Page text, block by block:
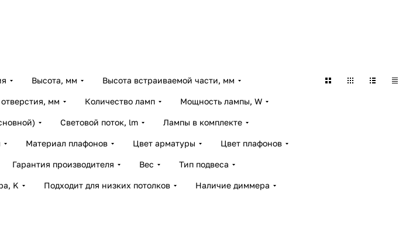
Высота, мм Высота встраиваемой части, мм
мм Количество ламп Мощность лампы, W
Световой поток, lm Лампы в комплекте
Материал плафонов Цвет арматуры Цвет плафонов
Гарантия производителя Вес Тип подвеса
K Подходит для низких потолков Наличие диммера